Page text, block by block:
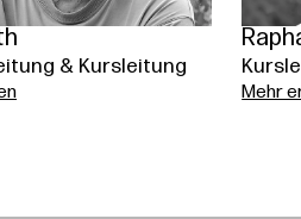
& Kursleitung
Mehr